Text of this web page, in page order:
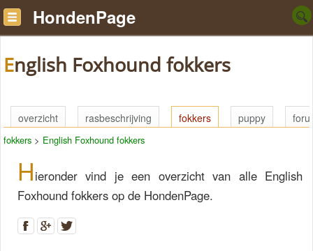
HondenPage
English Foxhound fokkers
overzicht rasbeschrijving fokkers puppy
fokkers > English Foxhound fokkers
Hieronder vind je een overzicht van alle English
Foxhound fokkers op de HondenPage.